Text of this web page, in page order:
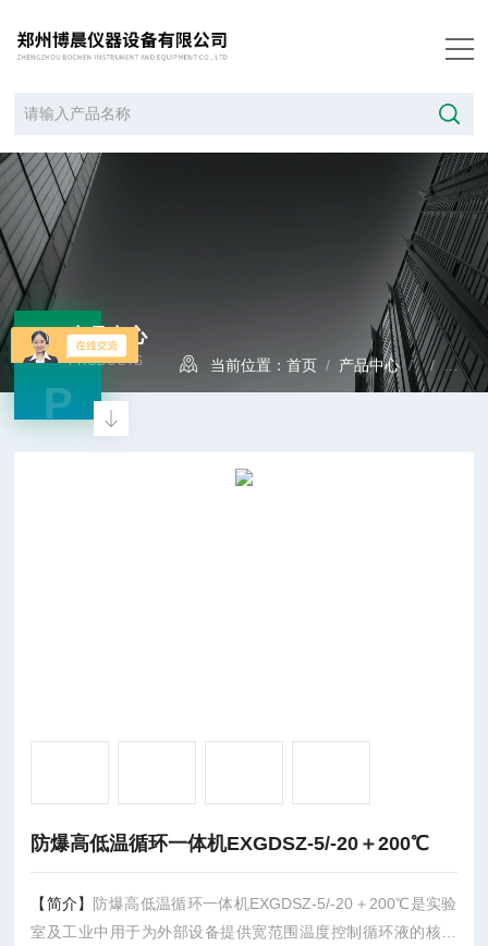
产品中心
PRODUCTS
P
当前位置：首页 / 产品中心/ /高低
防爆高低温循环一体机EXGDSZ-5/-20＋200℃
【简介】 防爆高低温循环一体机EXGDSZ-5/-20＋200℃是实验
室及工业中用于为外部设备提供宽范围温度控制循环液的核心